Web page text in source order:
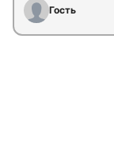
Гость